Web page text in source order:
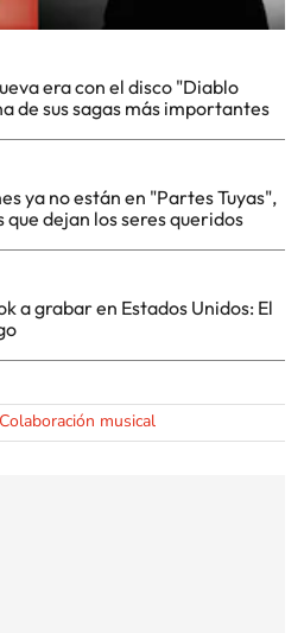
era con el disco "Diablo
de sus sagas más importantes
ya no están en "Partes Tuyas",
que dejan los seres queridos
a grabar en Estados Unidos: El
Colaboración musical